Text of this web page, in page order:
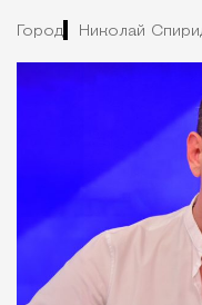
Город Николай